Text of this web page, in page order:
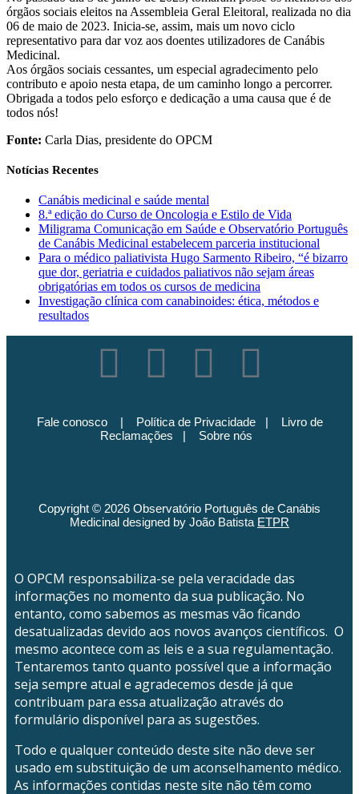
órgãos sociais eleitos na Assembleia Geral Eleitoral, realizada no dia
06 de maio de 2023. Inicia-se, assim, mais um novo ciclo
representativo para dar voz aos doentes utilizadores de Canábis
Medicinal.
Aos órgãos sociais cessantes, um especial agradecimento pelo
contributo e apoio nesta etapa, de um caminho longo a percorrer.
Obrigada a todos pelo esforço e dedicação a uma causa que é de
todos nós!
Fonte: Carla Dias, presidente do OPCM
Notícias Recentes
Canábis medicinal e saúde mental
8.ª edição do Curso de Oncologia e Estilo de Vida
Miligrama Comunicação em Saúde e Observatório Português
de Canábis Medicinal estabelecem parceria institucional
Para o médico paliativista Hugo Sarmento Ribeiro, “é bizarro
que dor, geriatria e cuidados paliativos não sejam áreas
obrigatórias em todos os cursos de medicina
Investigação clínica com canabinoides: ética, métodos e
resultados
Fale conosco| Política de Privacidade| Livro de
Reclamações | Sobre nós
Copyright © 2026 Observatório Português de Canábis
Medicinal designed by João Batista ETPR
O OPCM responsabiliza-se pela veracidade das
informações no momento da sua publicação. No
entanto, como sabemos as mesmas vão ficando
desatualizadas devido aos novos avanços científicos. O
mesmo acontece com as leis e a sua regulamentação.
Tentaremos tanto quanto possível que a informação
seja sempre atual e agradecemos desde já que
contribuam para essa atualização através do
formulário disponível para as sugestões.
Todo e qualquer conteúdo deste site não deve ser
usado em substituição de um aconselhamento médico.
As informações contidas neste site não têm como